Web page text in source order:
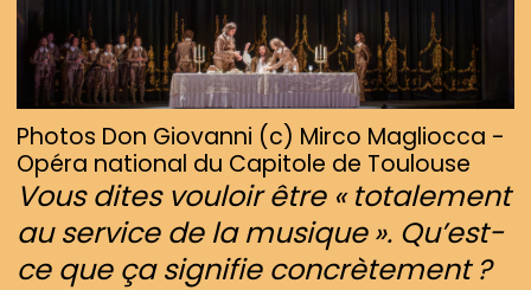
Vous dites vouloir être « totalement
au service de la musique ». Qu’est-
ce que ça signifie concrètement ?
Photos Don Giovanni (c) Mirco Magliocca -
Opéra national du Capitole de Toulouse